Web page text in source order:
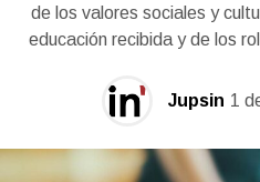
de los valores sociales y
educación recibida y de los
Jupsin 1